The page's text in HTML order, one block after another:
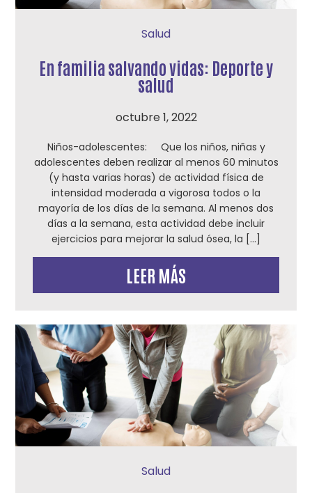
Salud
En familia salvando vidas: Deporte y
salud
octubre 1, 2022
Niños-adolescentes: Que los niños, niñas y
adolescentes deben realizar al menos 60 minutos
(y hasta varias horas) de actividad física de
intensidad moderada a vigorosa todos o la
mayoría de los días de la semana. Al menos dos
días a la semana, esta actividad debe incluir
ejercicios para mejorar la salud ósea, la […]
LEER MÁS
Salud